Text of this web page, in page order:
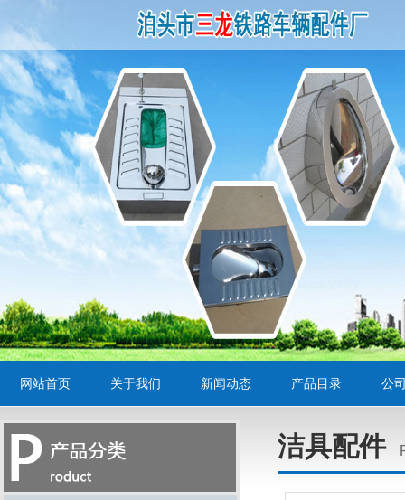
网站首页 关于我们 新闻动态 产品目录 公
洁具配件